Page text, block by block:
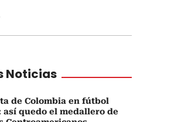
Noticias
de Colombia en fútbol
así quedo el medallero de